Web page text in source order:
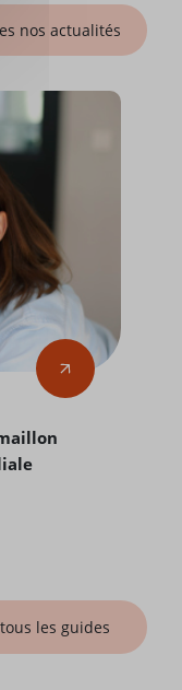
nos actualités
les guides